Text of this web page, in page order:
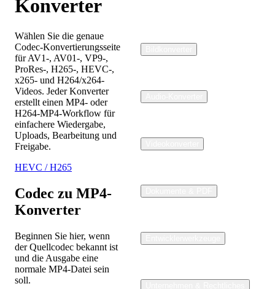
Konverter
Wählen Sie die genaue
Codec-Konvertierungsseite
für AV1-, AV01-, VP9-,
ProRes-, H265-, HEVC-,
x265- und H264/x264-
Videos. Jeder Konverter
erstellt einen MP4- oder
H264-MP4-Workflow für
einfachere Wiedergabe,
Uploads, Bearbeitung und
Freigabe.
HEVC / H265
Codec zu MP4-
Konverter
Beginnen Sie hier, wenn
der Quellcodec bekannt ist
und die Ausgabe eine
normale MP4-Datei sein
soll.